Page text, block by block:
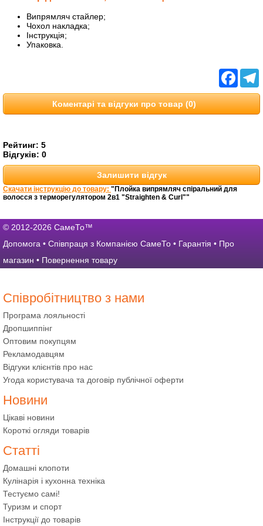
Випрямляч стайлер;
Чохол накладка;
Інструкція;
Упаковка.
Коментарі та відгуки про товар (0)
Рейтинг: 5
Відгуків: 0
Залишити відгук
Скачати інструкцію до товару: "Плойка випрямляч спіральний для
волосся з терморегулятором 2в1 "Straighten & Curl""
© 2012-2026 СамеТо™
Допомога • Співпраця з Компанією СамеТо • Гарантія • Про
магазин • Повернення товару
Співробітництво з нами
Програма лояльності
Дропшиппінг
Оптовим покупцям
Рекламодавцям
Відгуки клієнтів про нас
Угода користувача та договір публічної оферти
Новини
Цікаві новини
Короткі огляди товарів
Статті
Домашні клопоти
Кулінарія і кухонна техніка
Тестуємо самі!
Туризм и спорт
Інструкції до товарів